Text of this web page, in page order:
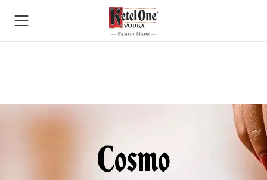
Cosmo